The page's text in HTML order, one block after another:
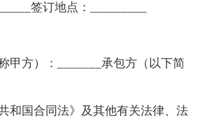
签订地点：_________
甲方）：_______承包方（以下简
和国合同法》及其他有关法律、法